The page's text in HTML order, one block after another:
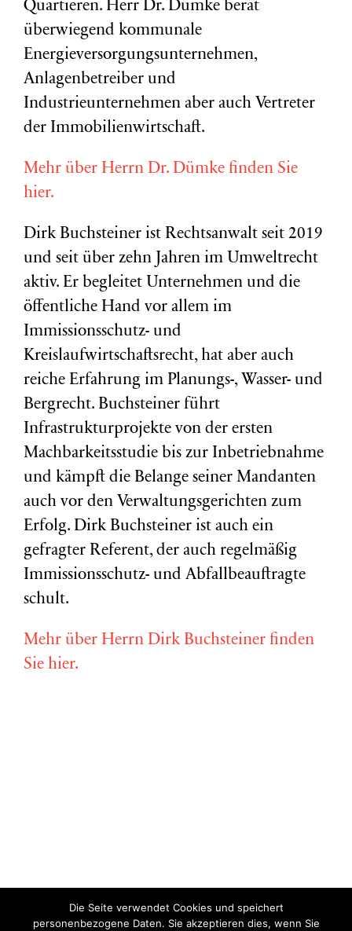
Quartieren. Herr Dr. Dümke berät
überwiegend kommunale
Energieversorgungsunternehmen,
Anlagenbetreiber und
Industrieunternehmen aber auch Vertreter
der Immobilienwirtschaft.
Mehr über Herrn Dr. Dümke finden Sie
hier.
Dirk Buchsteiner ist Rechtsanwalt seit 2019
und seit über zehn Jahren im Umweltrecht
aktiv. Er begleitet Unternehmen und die
öffentliche Hand vor allem im
Immissionsschutz- und
Kreislaufwirtschaftsrecht, hat aber auch
reiche Erfahrung im Planungs-, Wasser- und
Bergrecht. Buchsteiner führt
Infrastrukturprojekte von der ersten
Machbarkeitsstudie bis zur Inbetriebnahme
und kämpft die Belange seiner Mandanten
auch vor den Verwaltungsgerichten zum
Erfolg. Dirk Buchsteiner ist auch ein
gefragter Referent, der auch regelmäßig
Immissionsschutz- und Abfallbeauftragte
schult.
Mehr über Herrn Dirk Buchsteiner finden
Sie hier.
Copyright © Miriam Vollmer 2018-2022 |Impressum|Datenschutz
Die Seite verwendet Cookies und speichert
personenbezogene Daten. Sie akzeptieren dies, wenn Sie